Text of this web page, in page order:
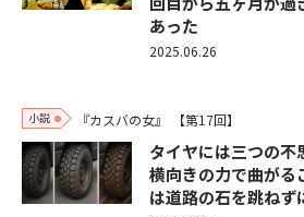
あった
2025.06.26
小説 『カスバの女』 【第17回】
タイヤには三つの不
横向きの力で曲がる
は道路の石を跳ねず